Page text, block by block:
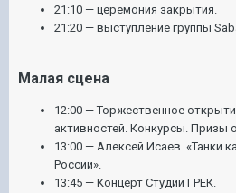
21:10 — церемония закрытия.
21:20 — выступление группы
Малая сцена
12:00 — Торжественное
активностей. Конкурсы. Призы
13:00 — Алексей Исаев. «Танки
России».
13:45 — Концерт Студии ГРЕК.